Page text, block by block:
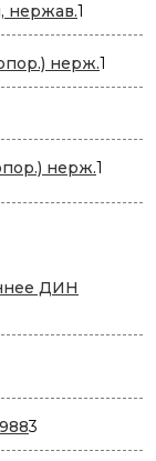
нержав.1
товар
нерж.1
товар
нерж.1
ДИН
3
товара